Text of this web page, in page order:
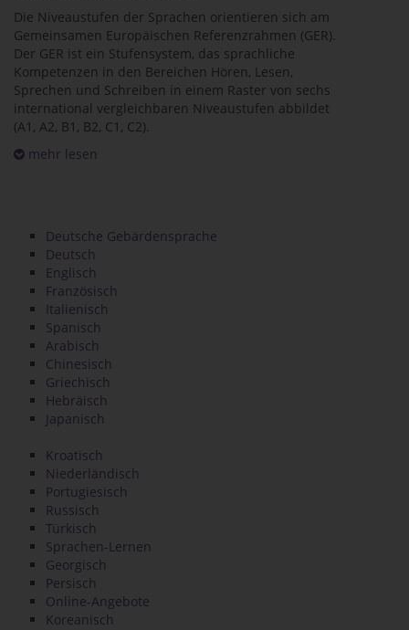
Die Niveaustufen der Sprachen orientieren sich am
Gemeinsamen Europäischen Referenzrahmen (GER).
Der GER ist ein Stufensystem, das sprachliche
Kompetenzen in den Bereichen Hören, Lesen,
Sprechen und Schreiben in einem Raster von sechs
international vergleichbaren Niveaustufen abbildet
(A1, A2, B1, B2, C1, C2).
mehr lesen
Deutsche Gebärdensprache
Deutsch
Englisch
Französisch
Italienisch
Spanisch
Arabisch
Chinesisch
Griechisch
Hebräisch
Japanisch
Kroatisch
Niederländisch
Portugiesisch
Russisch
Türkisch
Sprachen-Lernen
Georgisch
Persisch
Online-Angebote
Koreanisch